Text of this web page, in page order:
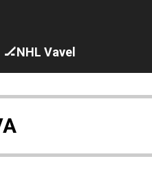
y Taddeucci. Ángela
al equipo neutral ruso,
🏒NHL Vavel